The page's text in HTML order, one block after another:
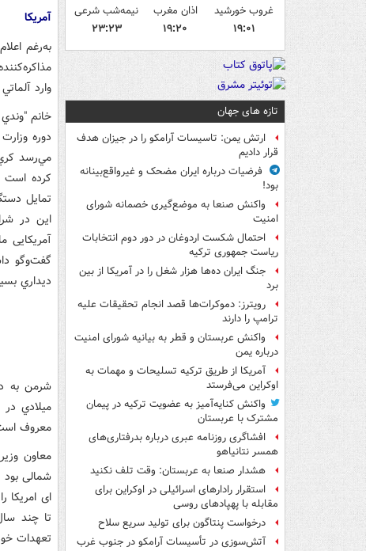
غروب خورشید
۱۹:۰۱
اذان مغرب
۱۹:۲۰
نیمه‌شب شرعی
۲۳:۲۳
تازه های جهان
ارتش یمن: تاسیسات آرامکو را در جیزان هدف
قرار دادیم
فرضیات درباره ایران مضحک و غیرواقع‌بینانه
بود!
واکنش صنعا به موضع‌گیری خصمانه شورای
امنیت
احتمال شکست اردوغان در دور دوم انتخابات
ریاست جمهوری ترکیه
جنگ ایران ده‌ها هزار شغل را در آمریکا از بین
برد
رویترز: دموکرات‌ها قصد انجام تحقیقات علیه
ترامپ را دارند
واکنش عربستان و قطر به بیانیه شورای امنیت
درباره یمن
آمریکا از طریق ترکیه تسلیحات و مهمات به
اوکراین می‌فرستد
واکنش کنایه‌آمیز به عضویت ترکیه در پیمان
مشترک با عربستان
افشاگری روزنامه عبری درباره بدرفتاری‌های
همسر نتانیاهو
هشدار صنعا به عربستان: وقت تلف نکنید
استقرار رادارهای اسرائیلی در اوکراین برای
مقابله با پهپادهای روسی
درخواست پنتاگون برای تولید سریع سلاح
آتش‌سوزی در تأسیسات آرامکو در جنوب غرب
آمریکا
به‌رغم
وارد
خانم
دوره
کرده است
تمايل
اين در
گفت‌وگو
ديداري
ميلادي
معروف
معاون
شمالی بود
ای امریکا
تا چند
تعهدات